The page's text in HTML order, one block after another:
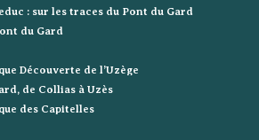
: sur les traces du Pont du Gard
du Gard
Découverte de l’Uzège
de Collias à Uzès
des Capitelles